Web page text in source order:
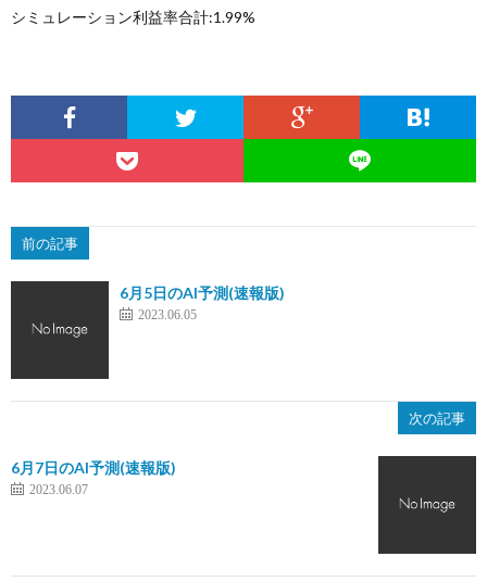
シミュレーション利益率合計:1.99%
前の記事
6月5日のAI予測(速報版)
2023.06.05
次の記事
6月7日のAI予測(速報版)
2023.06.07